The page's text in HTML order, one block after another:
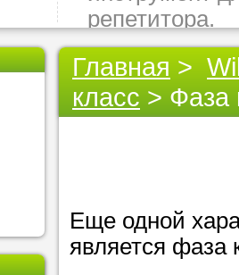
репетитора.
Здесь вы
подходящего
быстро,
бесплатно.
репетитора,
пожелания.
Главная >
класс > Фаза
Еще одной
является фаза